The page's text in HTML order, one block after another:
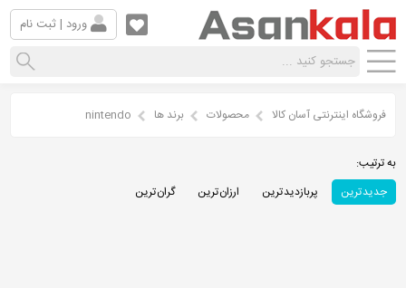
ورود | ثبت نام
فروشگاه اینترنتی آسان کالا محصولات برند ها nintendo
به ترتیب:
جدید ترین
پربازدید ترین ارزان ترین گران ترین